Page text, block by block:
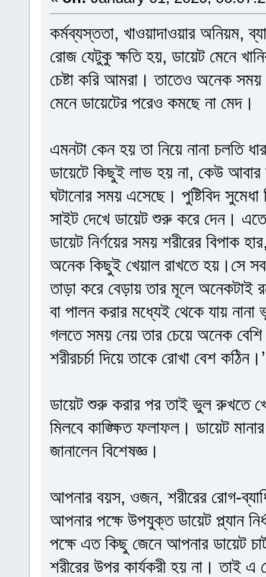
কর্মব্যস্ততা, খাওয়াদাওয়ার অনিয়ম,
রোজ যেটুকু ক্ষতি হয়, ডায়েট মেনে
চেষ্টা করি আমরা। তাতেও অনেক সময়
মেনে ডায়েটের পরেও কমছে না মেদ।
এমনটা কেন হয় তা নিয়ে নানা চলতি
ডায়েটে কিছুই লাভ হয় না, কেউ আবার
ঘটানোর সময় এসেছে। পুষ্টিবিদ
সাইট দেখে ডায়েট শুরু করে দেন।
ডায়েট নির্ণয়ের সময় শরীরের
অনেক কিছুই খেয়াল রাখতে হয়।সে
তাড়া করে বেড়ায় তার মূলে অনেকটাই
বা পালন করার মধ্যেই থেকে যায়
গলতে সময় নেয় তার চেয়ে অনেক
শরীরচর্চা দিয়ে তাকে রোখা বেশ
ডায়েট শুরু করার পর তাই ভুল রুখতে
মিলবে কাঙ্ক্ষিত ফলাফল। ডায়েট
জানালেন বিশেষজ্ঞ।
আপনার বয়স, ওজন, শরীরের রোগ-
আপনার পক্ষে উপযুক্ত ডায়েট প্ল্যান
পক্ষে এত কিছু জেনে আপনার ডায়েট
শরীরের উপর কার্যকরী হয় না। তাই এ